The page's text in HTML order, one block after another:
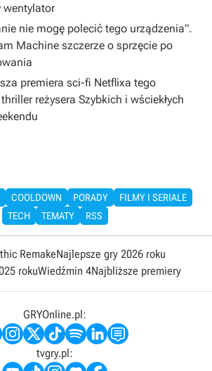
wentylator
nie mogę polecić tego urządzenia”.
Machine szczerze o sprzęcie po
premiera sci-fi Netflixa tego
reżysera Szybkich i wściekłych
COOLDOWN PORADY
FILMY I SERIALE
TECH
TEMATY RSS
RemakeNajlepsze gry 2026 roku
rokuWiedźmin 4Najbliższe premiery
GRYOnline.pl:
tvgry.pl: